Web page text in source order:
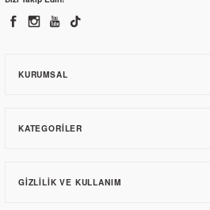
110,85 TL
KURUMSAL
KATEGORILER
GIZLILIK VE KULLANIM